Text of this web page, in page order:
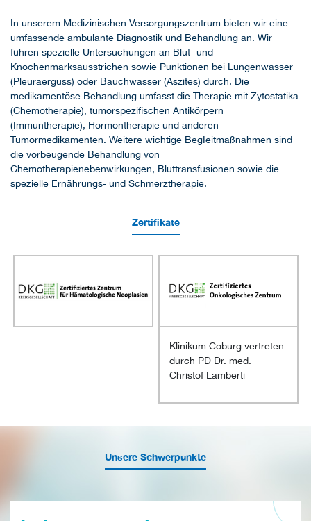
In unserem Medizinischen Versorgungszentrum bieten wir eine
umfassende ambulante Diagnostik und Behandlung an. Wir
führen spezielle Untersuchungen an Blut- und
Knochenmarksausstrichen sowie Punktionen bei Lungenwasser
(Pleuraerguss) oder Bauchwasser (Aszites) durch. Die
medikamentöse Behandlung umfasst die Therapie mit Zytostatika
(Chemotherapie), tumorspezifischen Antikörpern
(Immuntherapie), Hormontherapie und anderen
Tumormedikamenten. Weitere wichtige BegIeitmaßnahmen sind
die vorbeugende Behandlung von
Chemotherapienebenwirkungen, Bluttransfusionen sowie die
spezielle Ernährungs- und Schmerztherapie.
Zertifikate
Klinikum Coburg vertreten
durch PD Dr. med.
Christof Lamberti
Unsere Schwerpunkte